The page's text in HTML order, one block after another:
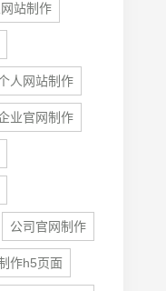
站制作
人网站制作
业官网制作
公司官网制作
作h5页面
座机
手机
133 1698